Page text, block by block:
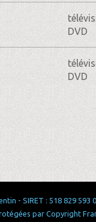
DVD
DVD
- SIRET : 518 829 593
par Copyright